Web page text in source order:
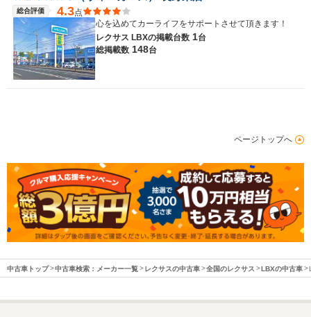
総合評価 4.3点
心を込めてカーライフをサポートさせて頂きます！
レクサス LBXの掲載台数 1台
総掲載数 148台
ページトップへ
中古車トップ 中古車検索：メーカー一覧 レクサスの中古車 全国のレクサス LBXの中古車